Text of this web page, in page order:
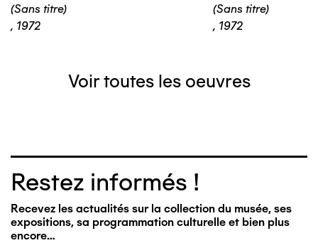
(Sans titre)
, 1972
(Sans titre)
, 1972
Voir toutes les oeuvres
Restez informés !
Recevez les actualités sur la collection du musée, ses
expositions, sa programmation culturelle et bien plus
encore…